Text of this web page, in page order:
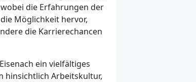
die Erfahrungen der
Möglichkeit hervor,
die Karrierechancen
ein vielfältiges
hinsichtlich Arbeitskultur,